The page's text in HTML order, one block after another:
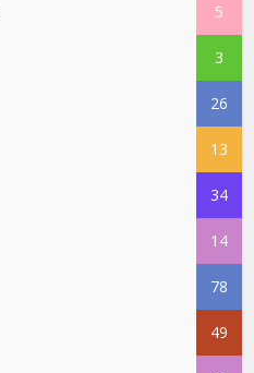
5
3
26
13
34
14
78
49